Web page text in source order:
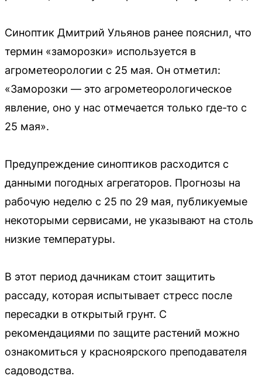
Синоптик Дмитрий Ульянов ранее пояснил, что
термин «заморозки» используется в
агрометеорологии с 25 мая. Он отметил:
«Заморозки — это агрометеорологическое
явление, оно у нас отмечается только где-то с
25 мая».
Предупреждение синоптиков расходится с
данными погодных агрегаторов. Прогнозы на
рабочую неделю с 25 по 29 мая, публикуемые
некоторыми сервисами, не указывают на столь
низкие температуры.
В этот период дачникам стоит защитить
рассаду, которая испытывает стресс после
пересадки в открытый грунт. С
рекомендациями по защите растений можно
ознакомиться у красноярского преподавателя
садоводства.